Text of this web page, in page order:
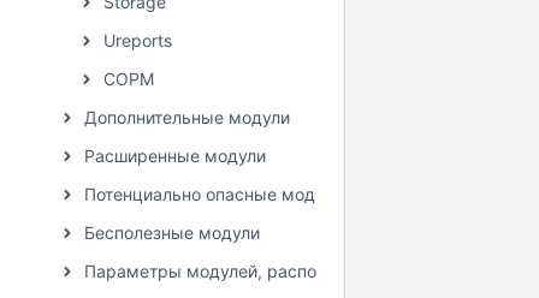
Ureports
СОРМ
Дополнительные модули
Расширенные модули
Потенциально опасные модули
Бесполезные модули
Параметры модулей, расположение влияет на